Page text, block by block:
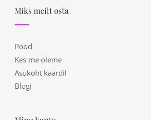
Miks meilt osta
Pood
Kes me oleme
Asukoht kaardil
Blogi